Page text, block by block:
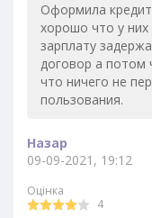
Оформила
хорошо что у
зарплату
договор а потом
что ничего не
пользования.
Назар
09-09-2021, 19:12
Оцінка
4